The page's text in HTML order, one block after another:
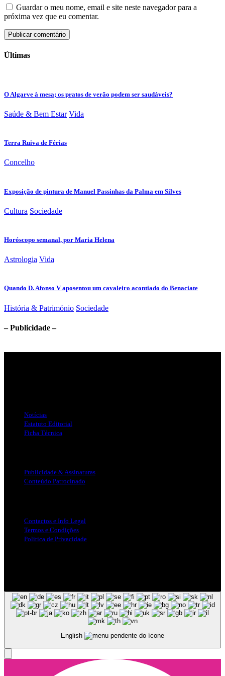
Guardar o meu nome, email e site neste navegador para a
próxima vez que eu comentar.
Últimas
O Algarve à mesa; os pratos de verão podem ser saudáveis?
Saúde & Bem Estar Vida
Terra Ruiva de Férias
Concelho
Exposição de pintura de Manuel Passinhas da Palma em Silves
Cultura Sociedade
Horóscopo semanal, por Maria Helena
Astrologia Vida
Quando D. Afonso V aposentou um cavaleiro acontiado do Benaciate
História & Património Sociedade
– Publicidade –
Notícias
Estatuto Editorial
Ficha Técnica
Publicidade & Assinaturas
Conteúdo Patrocinado
Contactos e Info Legal
Termos e Condições
Politica de Privacidade
English